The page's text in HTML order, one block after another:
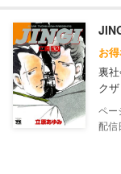
お
裏
ク
配信